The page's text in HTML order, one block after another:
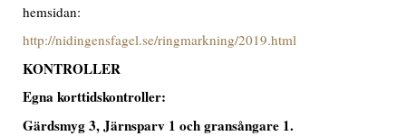
hemsidan:
http://nidingensfagel.se/ringmarkning/2019.html
KONTROLLER
Egna korttidskontroller:
Gärdsmyg3, Järnsparv 1 och gransångare 1.